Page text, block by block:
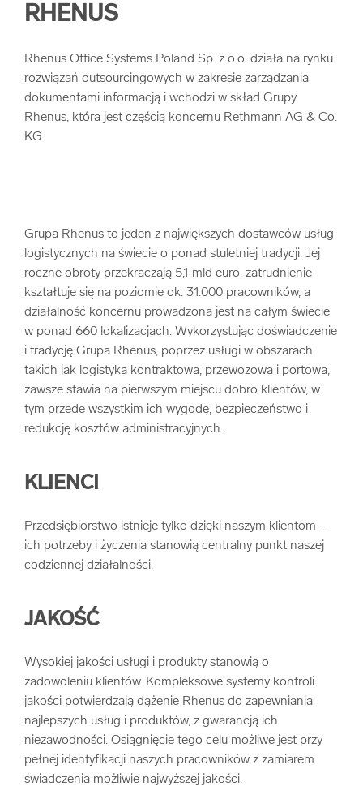
Usługi digitalizacjyjne
Osuszanie dokumentów arrow_forward
Pozostałe usługi arrow_forward
RHENUS
Rhenus Office Systems Poland Sp. z o.o. działa na rynku
rozwiązań outsourcingowych w zakresie zarządzania
dokumentami informacją i wchodzi w skład Grupy
Rhenus, która jest częścią koncernu Rethmann AG & Co.
KG.
Grupa Rhenus to jeden z największych dostawców usług
logistycznych na świecie o ponad stuletniej tradycji. Jej
roczne obroty przekraczają 5,1 mld euro, zatrudnienie
kształtuje się na poziomie ok. 31.000 pracowników, a
działalność koncernu prowadzona jest na całym świecie
w ponad 660 lokalizacjach. Wykorzystując doświadczenie
i tradycję Grupa Rhenus, poprzez usługi w obszarach
takich jak logistyka kontraktowa, przewozowa i portowa,
zawsze stawia na pierwszym miejscu dobro klientów, w
tym przede wszystkim ich wygodę, bezpieczeństwo i
redukcję kosztów administracyjnych.
KLIENCI
Przedsiębiorstwo istnieje tylko dzięki naszym klientom –
ich potrzeby i życzenia stanowią centralny punkt naszej
codziennej działalności.
JAKOŚĆ
Wysokiej jakości usługi i produkty stanowią o
zadowoleniu klientów. Kompleksowe systemy kontroli
jakości potwierdzają dążenie Rhenus do zapewniania
najlepszych usług i produktów, z gwarancją ich
niezawodności. Osiągnięcie tego celu możliwe jest przy
pełnej identyfikacji naszych pracowników z zamiarem
świadczenia możliwie najwyższej jakości.